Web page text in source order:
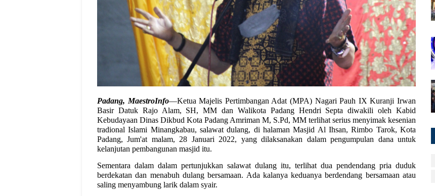
Padang, MaestroInfo—Ketua Majelis Pertimbangan Adat (MPA) Nagari Pauh IX Kuranji Irwan
Basir Datuk Rajo Alam, SH, MM dan Walikota Padang Hendri Septa diwakili oleh Kabid
Kebudayaan Dinas Dikbud Kota Padang Amriman M, S.Pd, MM terlihat serius menyimak kesenian
tradional Islami Minangkabau, salawat dulang, di halaman Masjid Al Ihsan, Rimbo Tarok, Kota
Padang, Jum'at malam, 28 Januari 2022, yang dilaksanakan dalam pengumpulan dana untuk
kelanjutan pembangunan masjid itu.
Sementara dalam dalam pertunjukkan salawat dulang itu, terlihat dua pendendang pria duduk
berdekatan dan menabuh dulang bersamaan. Ada kalanya keduanya berdendang bersamaan atau
saling menyambung larik dalam syair.